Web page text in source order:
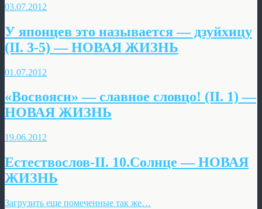
03.07.2012
У японцев это называется — дзуйхицу
(II. 3-5) — НОВАЯ ЖИЗНЬ
01.07.2012
«Восвояси» — славное словцо! (II. 1) —
НОВАЯ ЖИЗНЬ
19.06.2012
Естествослов-II. 10.Солнце — НОВАЯ
ЖИЗНЬ
Загрузить еще помеченные так же…